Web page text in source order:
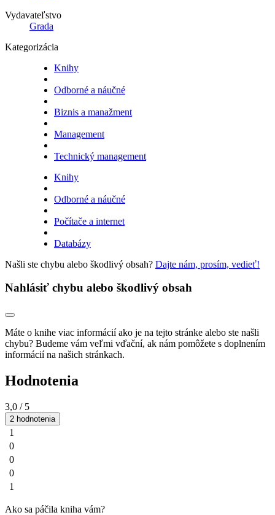
Vydavateľstvo
Grada
Kategorizácia
Knihy
Odborné a náučné
Biznis a manažment
Management
Technický management
Knihy
Odborné a náučné
Počítače a internet
Databázy
Našli ste chybu alebo škodlivý obsah? Dajte nám, prosím, vedieť!
Nahlásiť chybu alebo škodlivý obsah
Máte o knihe viac informácií ako je na tejto stránke alebo ste našli
chybu? Budeme vám veľmi vďační, ak nám pomôžete s doplnením
informácií na našich stránkach.
Hodnotenia
3,0 / 5
2 hodnotenia
1
0
0
0
1
Ako sa páčila kniha vám?